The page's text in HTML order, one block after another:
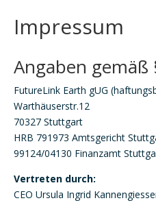
Impressum
Angaben gemäß
FutureLink Earth gUG
Warthäuserstr.12
70327 Stuttgart
HRB 791973 Amtsgericht
99124/04130 Finanzamt
Vertreten durch:
CEO Ursula Ingrid